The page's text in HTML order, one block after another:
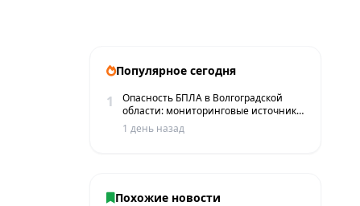
Популярное сегодня
1
Опасность БПЛА в Волгоградской
области: мониторинговые источники
сообщают о пролетах беспилотников
1 день назад
Похожие новости